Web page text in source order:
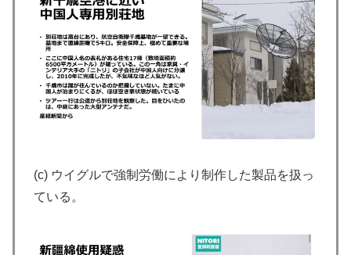
(c) ウイグルで強制労働により制作した製品を扱っ
ている。